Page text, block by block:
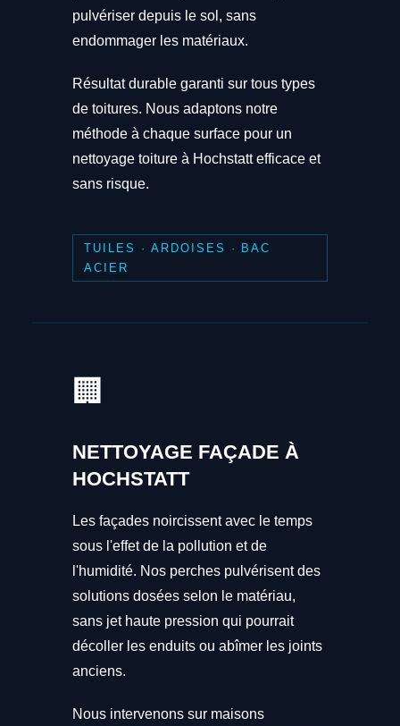
pulvériser depuis le sol, sans
endommager les matériaux.
Résultat durable garanti sur tous types
de toitures. Nous adaptons notre
méthode à chaque surface pour un
nettoyage toiture à Hochstatt efficace et
sans risque.
TUILES · ARDOISES · BAC
ACIER
🏢
NETTOYAGE FAÇADE À
HOCHSTATT
Les façades noircissent avec le temps
sous l'effet de la pollution et de
l'humidité. Nos perches pulvérisent des
solutions dosées selon le matériau,
sans jet haute pression qui pourrait
décoller les enduits ou abîmer les joints
anciens.
Nous intervenons sur maisons